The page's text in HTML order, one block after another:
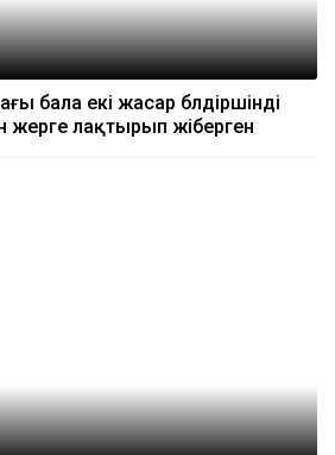
бала екі жасар бүлдіршінді
жерге лақтырып жіберген